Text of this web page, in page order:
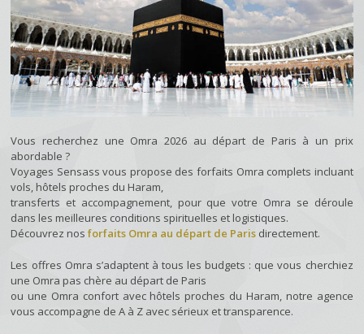
Vous recherchez une Omra 2026 au départ de Paris à un prix
abordable ?
Voyages Sensass vous propose des forfaits Omra complets incluant
vols, hôtels proches du Haram,
transferts et accompagnement, pour que votre Omra se déroule
dans les meilleures conditions spirituelles et logistiques.
Découvrez nosforfaits Omra au départ de Paris directement.
Les offres Omra s’adaptent à tous les budgets : que vous cherchiez
une Omra pas chère au départ de Paris
ou une Omra confort avec hôtels proches du Haram, notre agence
vous accompagne de A à Z avec sérieux et transparence.